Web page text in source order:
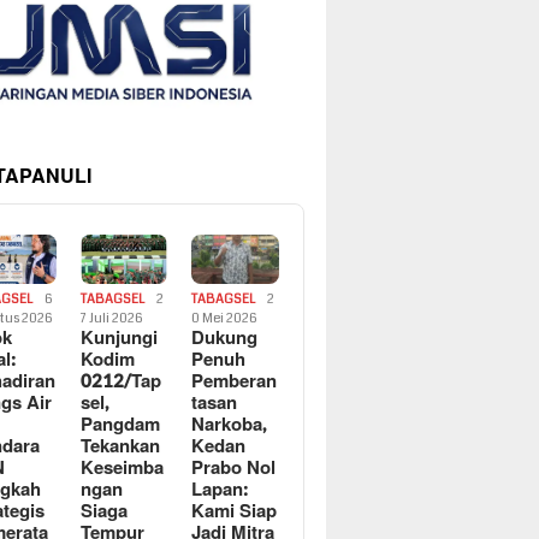
6
2026
Air
TABAGSEL
2
7 Juli 2026
Kunjungi
Kodim
0212/Tap
sel,
Pangdam
Tekankan
Keseimba
ngan
Siaga
TABAGSEL
2
0 Mei 2026
Dukung
Penuh
Pemberan
tasan
Narkoba,
Kedan
Prabo Nol
Lapan:
Kami Siap